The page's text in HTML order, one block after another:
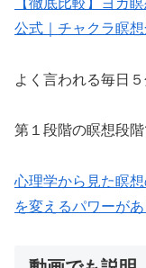
公式｜チャクラ瞑
よく言われる毎日
第１段階の瞑想段
心理学から見た瞑
を変えるパワーがあ